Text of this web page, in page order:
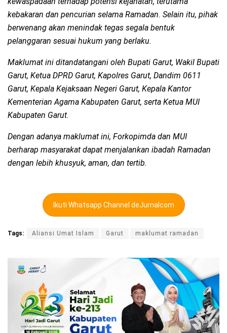
kebakaran dan pencurian selama Ramadan. Selain itu, pihak
berwenang akan menindak tegas segala bentuk
pelanggaran sesuai hukum yang berlaku.
Maklumat ini ditandatangani oleh Bupati Garut, Wakil Bupati
Garut, Ketua DPRD Garut, Kapolres Garut, Dandim 0611
Garut, Kepala Kejaksaan Negeri Garut, Kepala Kantor
Kementerian Agama Kabupaten Garut, serta Ketua MUI
Kabupaten Garut.
Dengan adanya maklumat ini, Forkopimda dan MUI
berharap masyarakat dapat menjalankan ibadah Ramadan
dengan lebih khusyuk, aman, dan tertib.
Ikuti Whatsapp Channel deJurnalcom
Tags: Aliansi Umat Islam Garut maklumat ramadan